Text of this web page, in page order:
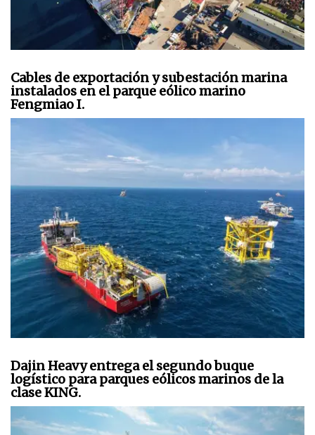
Cables de exportación y subestación marina
instalados en el parque eólico marino
Fengmiao I.
Dajin Heavy entrega el segundo buque
logístico para parques eólicos marinos de la
clase KING.